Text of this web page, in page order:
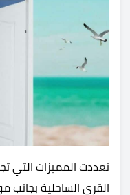
تعددت المميزات التي
القرى الساحلية بجانب